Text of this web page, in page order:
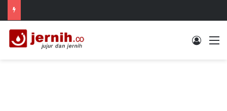
Log In